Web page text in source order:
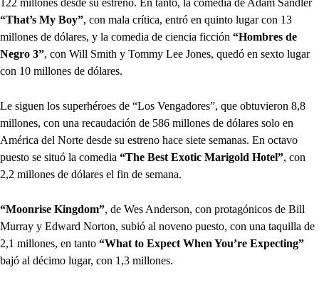
122 millones desde su estreno. En tanto, la comedia de Adam Sandler
“That’s My Boy”, con mala crítica, entró en quinto lugar con 13
millones de dólares, y la comedia de ciencia ficción “Hombres de
Negro 3”, con Will Smith y Tommy Lee Jones, quedó en sexto lugar
con 10 millones de dólares.
Le siguen los superhéroes de “Los Vengadores”, que obtuvieron 8,8
millones, con una recaudación de 586 millones de dólares solo en
América del Norte desde su estreno hace siete semanas. En octavo
puesto se situó la comedia “The Best Exotic Marigold Hotel”, con
2,2 millones de dólares el fin de semana.
“Moonrise Kingdom”, de Wes Anderson, con protagónicos de Bill
Murray y Edward Norton, subió al noveno puesto, con una taquilla de
2,1 millones, en tanto “What to Expect When You’re Expecting”
bajó al décimo lugar, con 1,3 millones.